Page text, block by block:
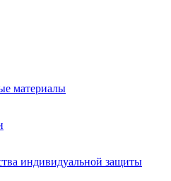
материалы
индивидуальной защиты